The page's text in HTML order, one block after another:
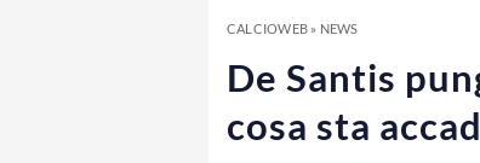
CALCIOWEB» NEWS
De Santis
cosa sta